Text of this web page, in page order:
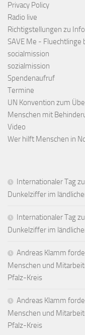
Privacy Policy
Radio live
Richtigstellungen zu
SAVE Me - Fluechtlinge
socialmission
sozialmission
Spendenaufruf
Termine
UN Konvention zum
Menschen mit
Video
Wer hilft Menschen in
Internationaler Tag
Dunkelziffer im
Internationaler Tag
Dunkelziffer im
Andreas Klamm
Menschen und
Pfalz-Kreis
Andreas Klamm
Menschen und
Pfalz-Kreis